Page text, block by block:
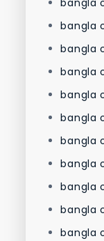
bangla
bangla
bangla
bangla
bangla
bangla
bangla
bangla
bangla
bangla
bangla